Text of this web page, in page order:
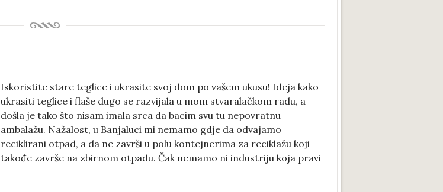
Iskoristite stare teglice i ukrasite svoj dom po vašem ukusu! Ideja kako
ukrasiti teglice i flaše dugo se razvijala u mom stvaralačkom radu, a
došla je tako što nisam imala srca da bacim svu tu nepovratnu
ambalažu. Nažalost, u Banjaluci mi nemamo gdje da odvajamo
reciklirani otpad, a da ne završi u polu kontejnerima za reciklažu koji
takođe završe na zbirnom otpadu. Čak nemamo ni industriju koja pravi